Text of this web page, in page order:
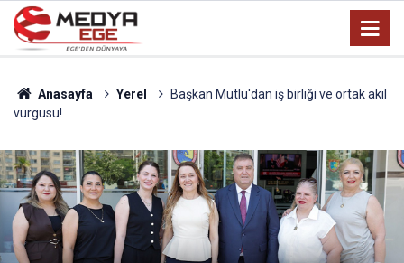
Anasayfa Yerel
Başkan Mutlu'dan iş birliği ve ortak akıl
vurgusu!